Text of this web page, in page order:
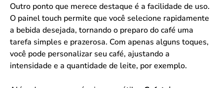
Outro ponto que merece destaque é a facilidade de uso.
O painel touch permite que você selecione rapidamente
a bebida desejada, tornando o preparo do café uma
tarefa simples e prazerosa. Com apenas alguns toques,
você pode personalizar seu café, ajustando a
intensidade e a quantidade de leite, por exemplo.